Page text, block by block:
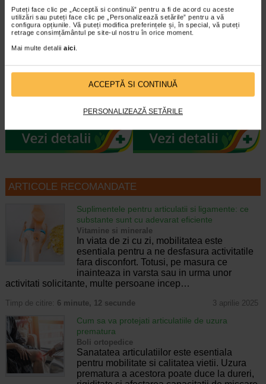
Puteți face clic pe „Acceptă si continuă” pentru a fi de acord cu aceste
utilizări sau puteți face clic pe „Personalizează setările” pentru a vă
configura opțiunile. Vă puteți modifica preferințele și, în special, vă puteți
retrage consimțământul pe site-ul nostru în orice moment.
Mai multe detalii aici.
ACCEPTĂ SI CONTINUĂ
PERSONALIZEAZĂ SETĂRILE
jeleuri, BENESIO
Benesio MaxiTonic jeleuri pentru
sub forma de jeleuri cu aroma…
Biotina, 20 comprimate…
Naturalis Colagen + Vitamina C,
alimentar sub forma de…
ARTICOLE RECOMANDATE
Suplimentele pentru articulatii si ligamente: ce
substante sunt cu adevarat eficiente
Vitamine si minerale
In viata de zi cu zi, mobilitatea este
esentiala pentru a ne desfasura activitatile
fara disconfort. Totusi, pe masura ce
inainteaza in varsta sau in urma unor
activitati solicitante, multe persoane incep…
Timp de citire: 6 minute, 12 secunde 3 aprilie 2025
Cum sa va protejati articulatiile de uzura
prematura
Boli ortopedice
Sanatatea articulatiilor este esentiala
pentru mobilitate si calitatea vietii. Uzura
prematura a acestora poate duce la dureri,